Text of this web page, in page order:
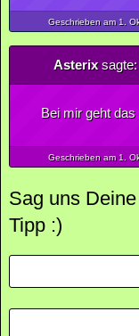
Geschrieben am 1.
Asterixsagte:
Bei mir geht das
Geschrieben am 1.
Sag uns
Tipp :)